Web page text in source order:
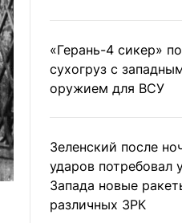
«Герань-4 сикер»
сухогруз с
оружием для ВСУ
Зеленский после
ударов потребовал
Запада новые
различных ЗРК